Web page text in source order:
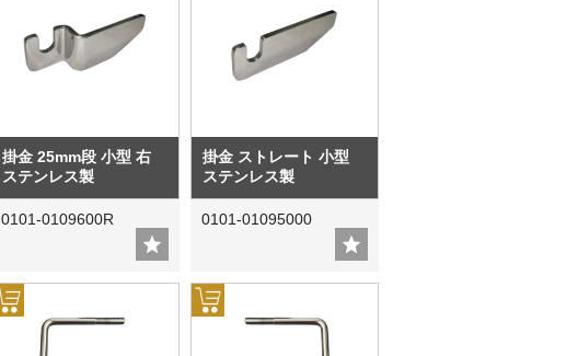
掛金 25mm段 小型 右
ステンレス製
0101-0109600R
掛金 ストレート 小型
ステンレス製
0101-01095000